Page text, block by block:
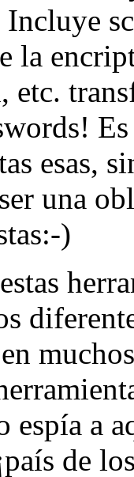
la
etc.
esas,
una
)
espía a
de